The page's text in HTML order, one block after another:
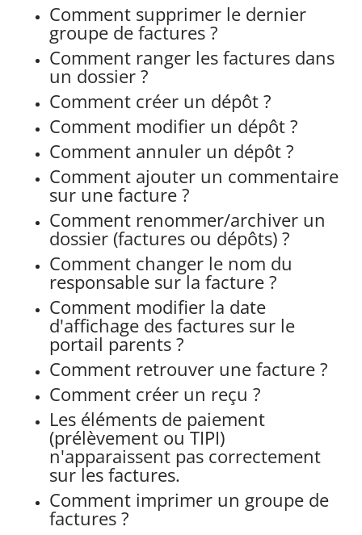
Comment supprimer le dernier
groupe de factures ?
Comment ranger les factures dans
un dossier ?
Comment créer un dépôt ?
Comment modifier un dépôt ?
Comment annuler un dépôt ?
Comment ajouter un commentaire
sur une facture ?
Comment renommer/archiver un
dossier (factures ou dépôts) ?
Comment changer le nom du
responsable sur la facture ?
Comment modifier la date
d'affichage des factures sur le
portail parents ?
Comment retrouver une facture ?
Comment créer un reçu ?
Les éléments de paiement
(prélèvement ou TIPI)
n'apparaissent pas correctement
sur les factures.
Comment imprimer un groupe de
factures ?